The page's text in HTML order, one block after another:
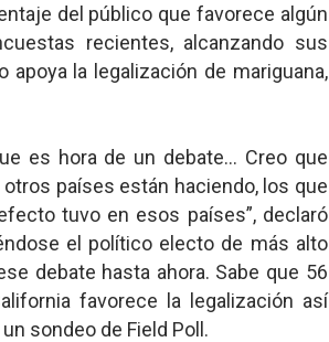
del público que favorece algún
recientes, alcanzando sus
la legalización de mariguana,
es hora de un debate… Creo que
países están haciendo, los que
tuvo en esos países”, declaró
el político electo de más alto
debate hasta ahora. Sabe que 56
favorece la legalización así
sondeo de Field Poll.